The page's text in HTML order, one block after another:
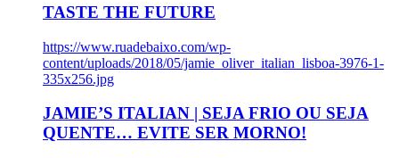
TASTE THE FUTURE
https://www.ruadebaixo.com/wp-
content/uploads/2018/05/jamie_oliver_italian_lisboa-3976-1-
335x256.jpg
JAMIE’S ITALIAN | SEJA FRIO OU SEJA
QUENTE… EVITE SER MORNO!